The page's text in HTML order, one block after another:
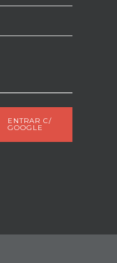
ENTRAR C/
GOOGLE